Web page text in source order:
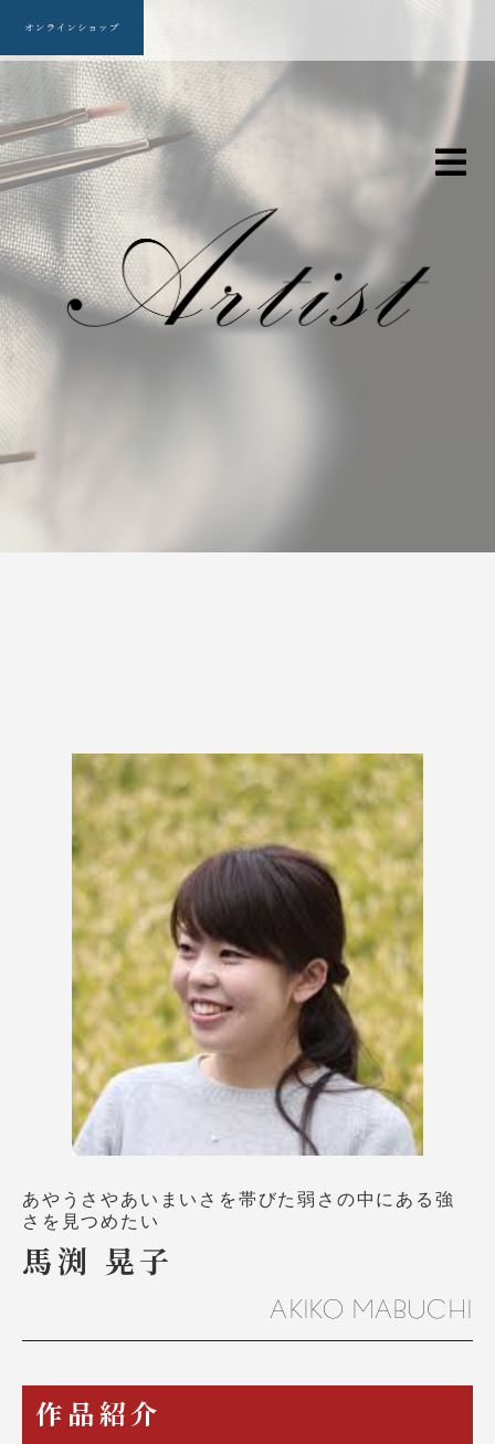
あやうさやあいまいさを帯びた弱さの中にある強
さを見つめたい
馬渕 晃子
AKIKO MABUCHI
作品紹介